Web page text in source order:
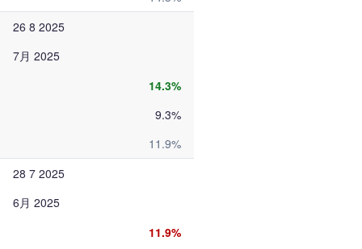
26 8 2025
7月 2025
14.3%
9.3%
11.9%
28 7 2025
6月 2025
11.9%